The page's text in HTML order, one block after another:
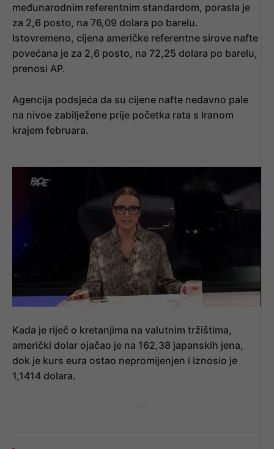
međunarodnim referentnim standardom, porasla je
za 2,6 posto, na 76,09 dolara po barelu.
Istovremeno, cijena američke referentne sirove nafte
povećana je za 2,6 posto, na 72,25 dolara po barelu,
prenosi AP.
Agencija podsjeća da su cijene nafte nedavno pale
na nivoe zabilježene prije početka rata s Iranom
krajem februara.
Kada je riječ o kretanjima na valutnim tržištima,
američki dolar ojačao je na 162,38 japanskih jena,
dok je kurs eura ostao nepromijenjen i iznosio je
1,1414 dolara.